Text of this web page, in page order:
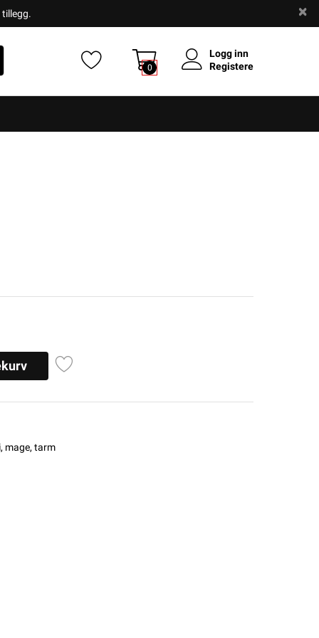
0
Logg inn
Registere
mage, tarm